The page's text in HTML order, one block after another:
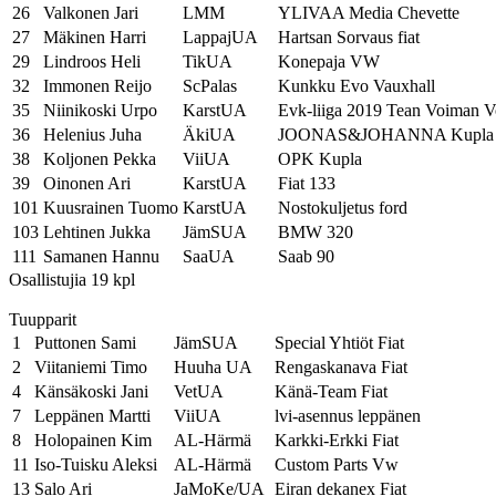
26 Valkonen Jari LMM
YLIVAA Media Chevette
27
Mäkinen Harri LappajUA
Hartsan Sorvaus fiat
29
Lindroos Heli TikUA
Konepaja VW
32
Immonen Reijo ScPalas
Kunkku Evo Vauxhall
35
Niinikoski Urpo KarstUA
Evk-liiga 2019 Tean Voiman
36
Helenius Juha ÄkiUA
JOONAS&JOHANNA Kupla
38
Koljonen Pekka ViiUA
OPK Kupla
39
Oinonen Ari KarstUA
Fiat 133
101 Kuusrainen Tuomo KarstUA
Nostokuljetus ford
103 Lehtinen Jukka JämSUA
BMW 320
111 Samanen Hannu SaaUA
Saab 90
Osallistujia 19 kpl
Tuupparit
1
Puttonen Sami JämSUA
Special Yhtiöt Fiat
2
Viitaniemi Timo Huuha UA
Rengaskanava Fiat
4
Känsäkoski Jani VetUA
Känä-Team Fiat
7
Leppänen Martti ViiUA
lvi-asennus leppänen
8
Holopainen Kim AL-Härmä
Karkki-Erkki Fiat
11 Iso-Tuisku Aleksi AL-Härmä
Custom Parts Vw
13 Salo Ari JaMoKe/UA Eiran dekanex Fiat